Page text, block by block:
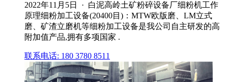
2022年11月5日 · 白泥高岭土矿粉碎设备厂细粉机工作
原理细粉加工设备(20400目)：MTW欧版磨、LM立式
磨、矿渣立磨机等细粉加工设备是我公司自主研发的高
附加值产品,拥有多项国家 .
联系电话: 180 3780 8511